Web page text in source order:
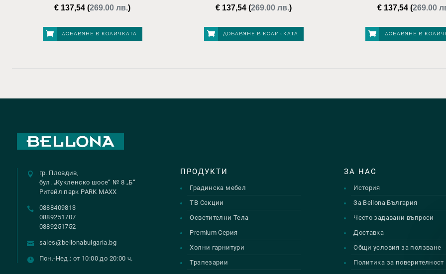
€ 137,54 (269.00 лв.)
ДОБАВЯНЕ В КОЛИЧКАТА
€ 137,54 (269.00 лв.)
ДОБАВЯНЕ В КОЛИЧКАТА
€137,54(269.00
ДОБАВЯНЕ В
гр. Пловдив,
бул. „Кукленско шосе“ № 8 „Б“
Ритейл парк PARK MAXX
0888409813
0889251707
0889251752
sales@bellonabulgaria.bg
Пон.-Нед.: от 10:00 до 20:00 ч.
ПРОДУКТИ
Градинска мебел
ТВ Секции
Осветителни Тела
Premium Серия
Холни гарнитури
Трапезарии
ЗА НАС
История
За Bellona България
Често задавани въпроси
Доставка
Общи условия за ползване
Политика за поверителност